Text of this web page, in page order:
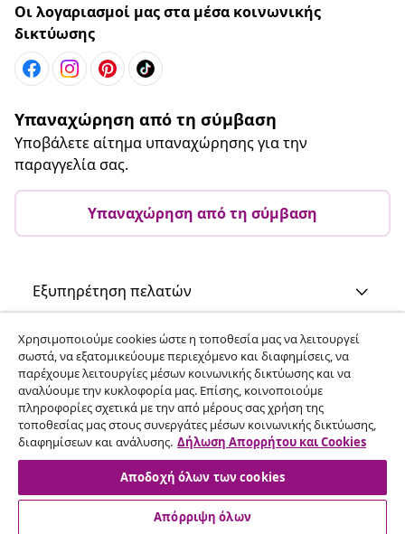
Οι λογαριασμοί μας στα μέσα κοινωνικής
δικτύωσης
Υπαναχώρηση από τη σύμβαση
Υποβάλετε αίτημα υπαναχώρησης για την
παραγγελία σας.
Υπαναχώρηση από τη σύμβαση
Εξυπηρέτηση πελατών
Επιχείρηση
vidaXL
Ανακαλύψτε περισσότερα
Χρησιμοποιούμε cookies ώστε η τοποθεσία μας να λειτουργεί
σωστά, να εξατομικεύουμε περιεχόμενο και διαφημίσεις, να
παρέχουμε λειτουργίες μέσων κοινωνικής δικτύωσης και να
αναλύουμε την κυκλοφορία μας. Επίσης, κοινοποιούμε
πληροφορίες σχετικά με την από μέρους σας χρήση της
τοποθεσίας μας στους συνεργάτες μέσων κοινωνικής δικτύωσης,
διαφημίσεων και ανάλυσης. Δήλωση Απορρήτου και Cookies
Αποδοχή όλων των cookies
Απόρριψη όλων